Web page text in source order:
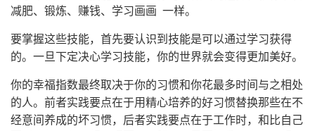
减肥、锻炼、赚钱、学习画画 一样。
要掌握这些技能，首先要认识到技能是可以通过学习获得
的。一旦下定决心学习技能，你的世界就会变得更加美好。
你的幸福指数最终取决于你的习惯和你花最多时间与之相处
的人。前者实践要点在于用精心培养的好习惯替换那些在不
经意间养成的坏习惯，后者实践要点在于工作时，和比自己